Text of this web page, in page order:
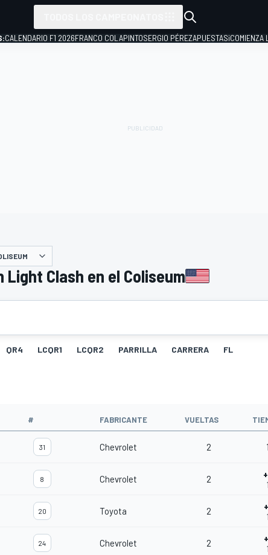
CALENDARIO F1 2026FRANCO COLAPINTOSERGIO PÉREZAPUESTAS
Light Clash en el Coliseum
QR4 LCQR1 LCQR2 PARRILLA CARRERA FL
# FABRICANTE VUELTAS
31 Chevrolet 2
8 Chevrolet 2
20 Toyota 2
24 Chevrolet 2